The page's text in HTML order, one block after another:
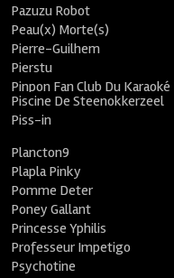
Pazuzu Robot
Peau(x) Morte(s)
Pierre-Guilhem
Pierstu
Pinpon Fan Club Du
Piscine De Steenokkerzeel
Piss-in
Plancton9
Plapla Pinky
Pomme Deter
Poney Gallant
Princesse Yphilis
Professeur Impetigo
Psychotine